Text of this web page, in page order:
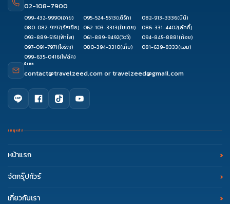
02-108-7900
099-432-9990(อาย) 095-524-5513(เติร์ก) 082-913-3336(นินิ)
080-082-9197(รัสเซีย) 062-103-3313(ใบเตย) 086-331-4402(ลัคกี้)
093-889-5151(ฟ้าใส) 061-889-9492(วิววี่) 094-845-8881(ก้อย)
097-091-7971(โจริญ) 080-394-3310(เก็บ) 081-639-8333(แอม)
099-635-0416(โฟล์ค)
อีเมล
contact@travelzeed.comortravelzeed@gmail.com
เมนูหลัก
หน้าแรก
จัดกรุ๊ปทัวร์
เกี่ยวกับเรา